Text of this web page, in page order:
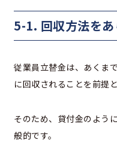
5-1. 回収方法をあ
従業員立替金は、あくま
に回収されることを前提
そのため、貸付金のよう
般的です。